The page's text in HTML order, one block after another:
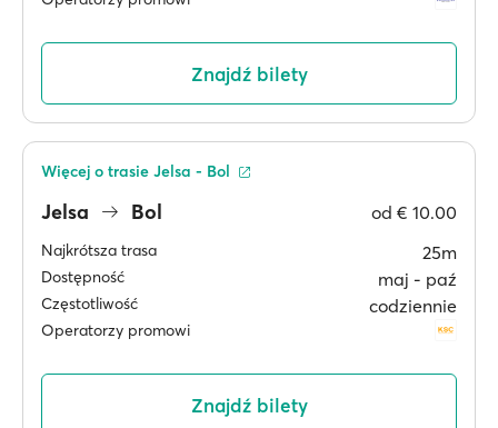
Znajdź bilety
Jelsa Bol od € 10.00
Najkrótsza trasa 25m
Dostępność maj ‐ paź
Częstotliwość codziennie
Operatorzy promowi
Więcej o trasie Jelsa - Bol
Znajdź bilety